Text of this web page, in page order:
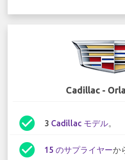
Cadillac -
check_circle 3 Cadillac モデル。
check_circle 15 のサプライヤーか